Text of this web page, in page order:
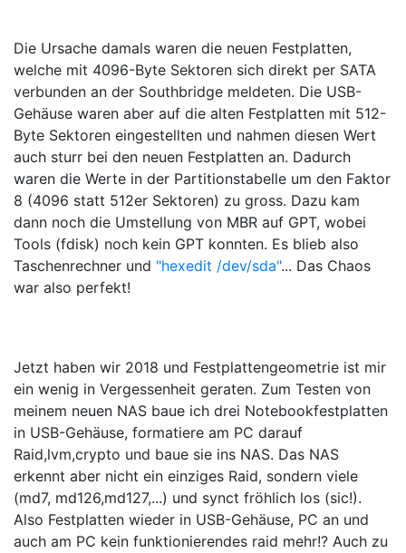
Die Ursache damals waren die neuen Festplatten,
welche mit 4096-Byte Sektoren sich direkt per SATA
verbunden an der Southbridge meldeten. Die USB-
Gehäuse waren aber auf die alten Festplatten mit 512-
Byte Sektoren eingestellten und nahmen diesen Wert
auch sturr bei den neuen Festplatten an. Dadurch
waren die Werte in der Partitionstabelle um den Faktor
8 (4096 statt 512er Sektoren) zu gross. Dazu kam
dann noch die Umstellung von MBR auf GPT, wobei
Tools (fdisk) noch kein GPT konnten. Es blieb also
Taschenrechner und "hexedit /dev/sda"... Das Chaos
war also perfekt!
Jetzt haben wir 2018 und Festplattengeometrie ist mir
ein wenig in Vergessenheit geraten. Zum Testen von
meinem neuen NAS baue ich drei Notebookfestplatten
in USB-Gehäuse, formatiere am PC darauf
Raid,lvm,crypto und baue sie ins NAS. Das NAS
erkennt aber nicht ein einziges Raid, sondern viele
(md7, md126,md127,...) und synct fröhlich los (sic!).
Also Festplatten wieder in USB-Gehäuse, PC an und
auch am PC kein funktionierendes raid mehr!? Auch zu